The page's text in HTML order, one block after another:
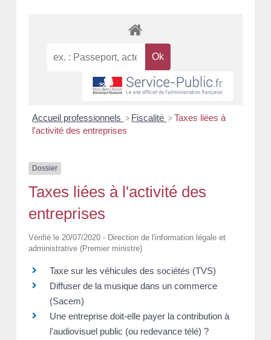
Accueil professionnels > Fiscalité > Taxes liées à
l'activité des entreprises
Dossier
Taxes liées à l'activité des
entreprises
Vérifié le 20/07/2020 - Direction de l'information légale et
administrative (Premier ministre)
Taxe sur les véhicules des sociétés (TVS)
Diffuser de la musique dans un commerce
(Sacem)
Une entreprise doit-elle payer la contribution à
l'audiovisuel public (ou redevance télé) ?